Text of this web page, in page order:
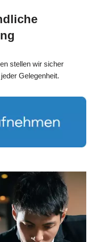
stellen wir sicher
Gelegenheit.